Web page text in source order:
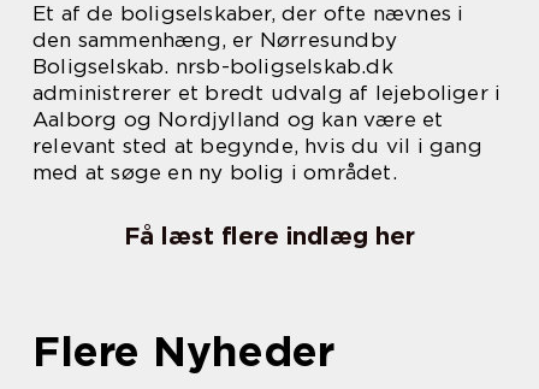
Et af de boligselskaber, der ofte nævnes i
den sammenhæng, er Nørresundby
Boligselskab. nrsb-boligselskab.dk
administrerer et bredt udvalg af lejeboliger i
Aalborg og Nordjylland og kan være et
relevant sted at begynde, hvis du vil i gang
med at søge en ny bolig i området.
Få læst flere indlæg her
Flere Nyheder